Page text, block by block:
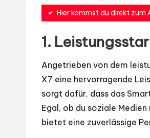
Hier kommst du direkt zum
1.
Angetrieben von dem
X7 eine hervorragende
sorgt dafür, dass das
Egal, ob du soziale
bietet eine zuverlässige